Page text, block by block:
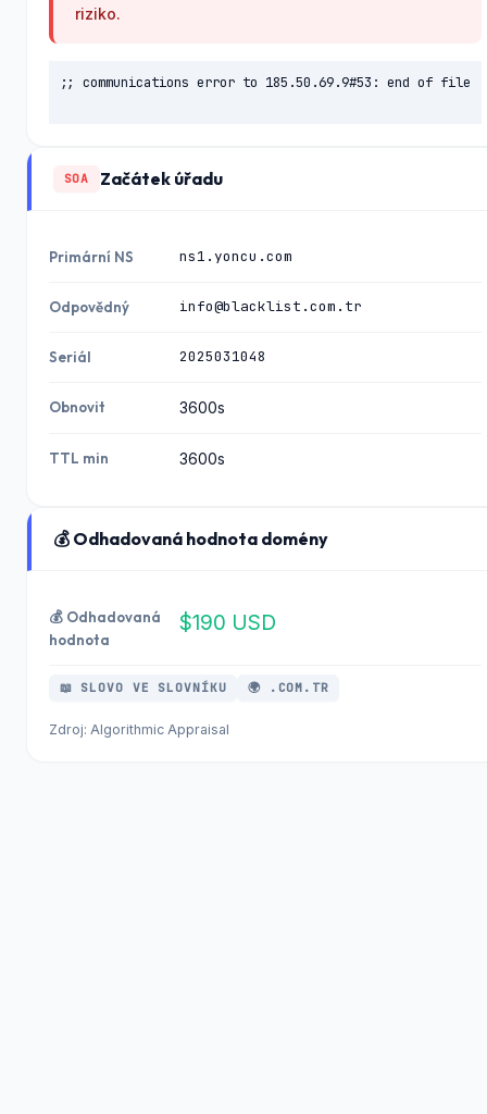
riziko.
;; communications error to 185.50.69.9#53: end of file
SOA Začátek úřadu
Primární NS ns1.yoncu.com
Odpovědný info@blacklist.com.tr
Seriál 2025031048
Obnovit 3600s
TTL min 3600s
💰 Odhadovaná hodnota domény
💰 Odhadovaná
hodnota
$190 USD
📖 SLOVO VE SLOVNÍKU 🌍 .COM.TR
Zdroj: Algorithmic Appraisal